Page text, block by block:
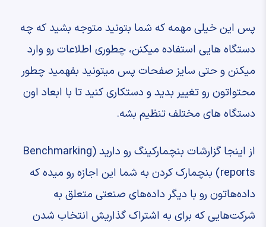
‫پس این خیلی مهمه که شما بتونید ‫متوجه بشید که چه
دستگاه هایی استفاده میکنن، ‫چطوری اطلاعات رو وارد
میکنن ‫و حتی سایز صفحات ‫پس میتونید بفهمید چطور
محتواتون رو ‫تغییر بدید و دستکاری کنید ‫تا با ابعاد اون
دستگاه های مختلف تنظیم بشه.
‫از اینجا گزارشات بنچمارکینگ رو دارید ‫(Benchmarking
reports) ‫بنچمارک کردن به شما این اجازه رو میده که
‫داده‌هاتون رو با دیگر داده‌های صنعتی ‫متعلق به
شرکت‌هایی که برای به اشتراک گذاریش ‫انتخاب شدن